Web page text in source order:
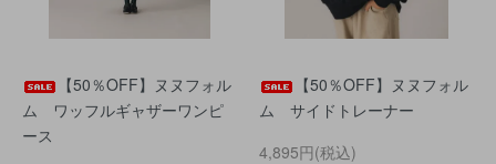
【50％OFF】ヌヌフォル
ム ワッフルギャザーワンピ
ース
【50％OFF】ヌヌフォル
ム サイドトレーナー
4,895円(税込)